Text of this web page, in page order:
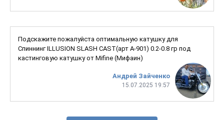
Андрей Зайченко
15.07.2025 19:57
Подскажите пожалуйста оптимальную катушку для
Спиннинг ILLUSION SLASH CAST(арт A-901) 0.2-0.8 гр под
кастинговую катушку от Mifine (Мифаин)